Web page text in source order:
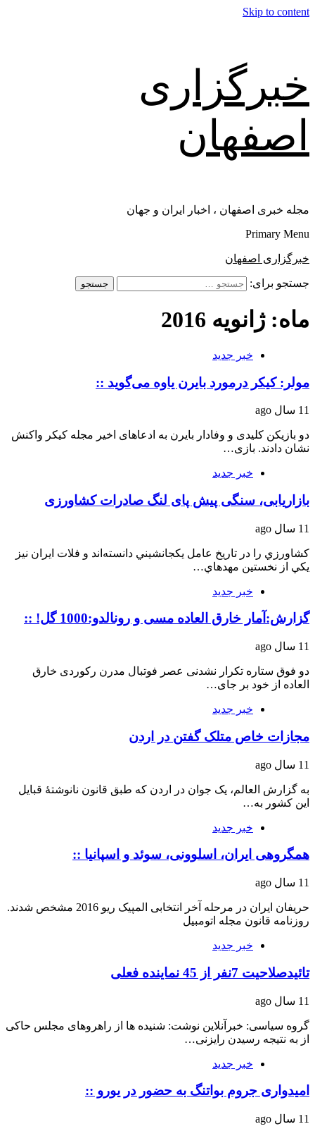
Skip to content
خبرگزاری
اصفهان
مجله خبری اصفهان ، اخبار ایران و جهان
Primary Menu
خبرگزاری اصفهان
جستجو برای:
ماه: ژانویه 2016
خبر جدید
مولر: کیکر درمورد بایرن یاوه می‌گوید ::
11 سال ago
دو بازیکن کلیدی و وفادار بایرن به ادعاهای اخیر مجله کیکر واکنش
نشان دادند. بازی…
خبر جدید
بازاريابی، سنگی پيش پای لنگ صادرات كشاورزی
11 سال ago
كشاورزي را در تاريخ عامل يكجا‌نشيني دانسته‌اند و فلات ايران نيز
يكي از نخستين مهدهاي…
خبر جدید
گزارش:آمار خارق العاده مسی و رونالدو:1000 گل! ::
11 سال ago
دو فوق ستاره تکرار نشدنی عصر فوتبال مدرن رکوردی خارق
العاده از خود بر جای…
خبر جدید
مجازات خاص متلک گفتن در اردن
11 سال ago
به گزارش العالم، یک جوان در اردن که طبق قانون نانوشتۀ قبایل
این کشور به…
خبر جدید
همگروهی ایران، اسلوونی، سوئد و اسپانیا ::
11 سال ago
حریفان ایران در مرحله آخر انتخابی المپیک ریو 2016 مشخص شدند.
روزنامه قانون مجله اتومبیل
خبر جدید
تائیدصلاحیت 7نفر از 45 نماینده فعلی
11 سال ago
گروه سیاسی: خبرآنلاین نوشت: شنیده ها از راهروهای مجلس حاکی
از به نتیجه رسیدن رایزنی…
خبر جدید
امیدواری جروم بواتنگ به حضور در یورو ::
11 سال ago